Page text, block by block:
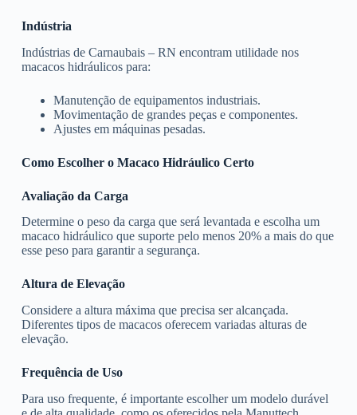
Indústria
Indústrias de Carnaubais – RN encontram utilidade nos
macacos hidráulicos para:
Manutenção de equipamentos industriais.
Movimentação de grandes peças e componentes.
Ajustes em máquinas pesadas.
Como Escolher o Macaco Hidráulico Certo
Avaliação da Carga
Determine o peso da carga que será levantada e escolha um
macaco hidráulico que suporte pelo menos 20% a mais do que
esse peso para garantir a segurança.
Altura de Elevação
Considere a altura máxima que precisa ser alcançada.
Diferentes tipos de macacos oferecem variadas alturas de
elevação.
Frequência de Uso
Para uso frequente, é importante escolher um modelo durável